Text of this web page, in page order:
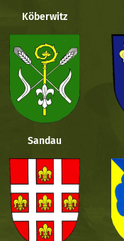
Köberwitz
Sandau